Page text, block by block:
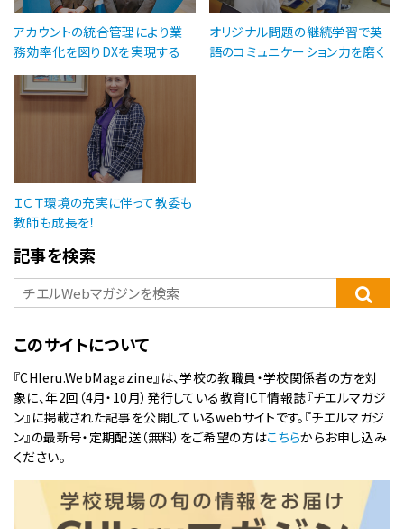
アカウントの統合管理により業
務効率化を図りDXを実現する
オリジナル問題の継続学習で英
語のコミュニケーション力を磨く
ＩＣＴ環境の充実に伴って教委も
教師も成長を！
記事を検索
このサイトについて
『CHIeru.WebMagazine』は、学校の教職員・学校関係者の方を対
象に、年2回（4月・10月）発行している教育ICT情報誌『チエルマガジ
ン』に掲載された記事を公開しているwebサイトです。『チエルマガジ
ン』の最新号・定期配送（無料）をご希望の方はこちらからお申し込み
ください。